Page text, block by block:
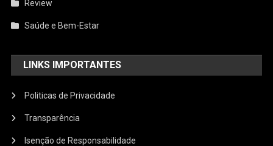
Review
Saúde e Bem-Estar
LINKS IMPORTANTES
Politicas de Privacidade
Transparência
Isenção de Responsabilidade